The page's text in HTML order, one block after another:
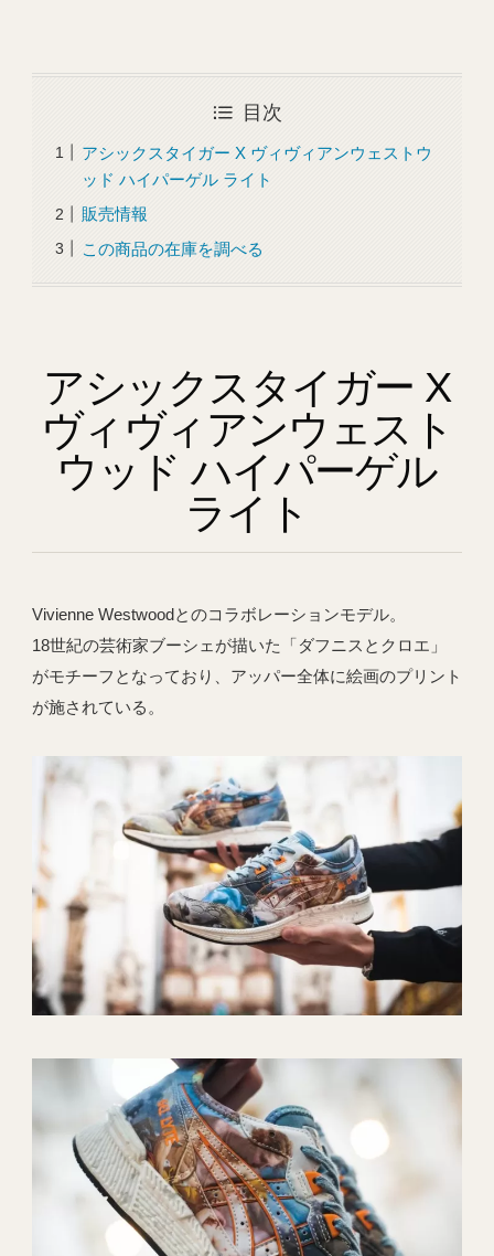
目次
アシックスタイガー X ヴィヴィアンウェストウ
ッド ハイパーゲル ライト
販売情報
この商品の在庫を調べる
アシックスタイガー X
ヴィヴィアンウェスト
ウッド ハイパーゲル
ライト
Vivienne Westwoodとのコラボレーションモデル。
18世紀の芸術家ブーシェが描いた「ダフニスとクロエ」
がモチーフとなっており、アッパー全体に絵画のプリント
が施されている。